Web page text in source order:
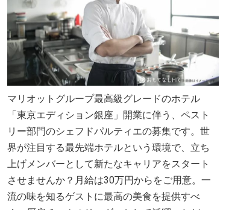
マリオットグループ最高級グレードのホテル
「東京エディション銀座」開業に伴う、ペスト
リー部門のシェフドパルティエの募集です。世
界が注目する最先端ホテルという環境で、立ち
上げメンバーとして新たなキャリアをスタート
させませんか？月給は30万円からをご用意。一
流の味を知るゲストに最高の美食を提供すべ